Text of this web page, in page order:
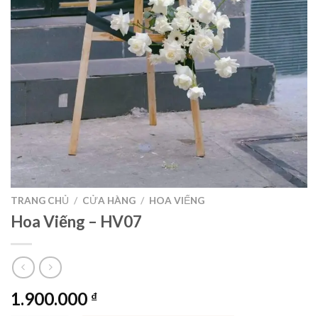
TRANG CHỦ / CỬA HÀNG / HOA VIẾNG
Hoa Viếng – HV07
1.900.000 ₫